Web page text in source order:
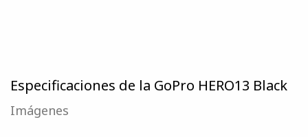
Especificaciones de la GoPro HERO13 Black
Imágenes